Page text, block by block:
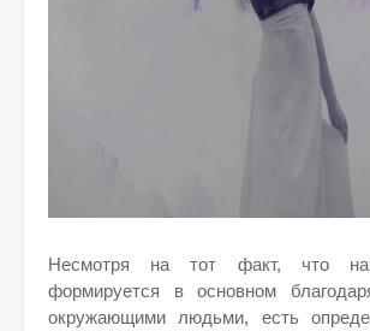
Несмотря на тот факт, что
формируется в основном
окружающими людьми, есть